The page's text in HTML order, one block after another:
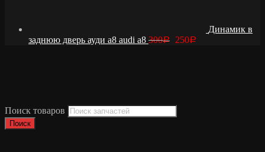
Динамик в
заднюю дверь ауди а8 audi a8 300Р 250Р
Поиск товаров
Поиск